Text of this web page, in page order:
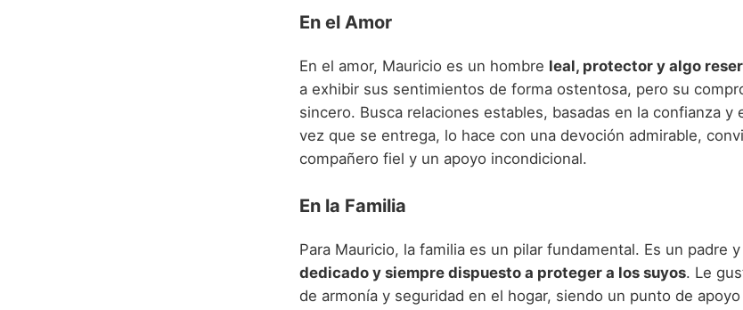
En el Amor
En el amor, Mauricio es un hombre leal, protector y algo
a exhibir sus sentimientos de forma ostentosa, pero su
sincero. Busca relaciones estables, basadas en la confianza y
vez que se entrega, lo hace con una devoción admirable,
compañero fiel y un apoyo incondicional.
En la Familia
Para Mauricio, la familia es un pilar fundamental. Es un padre
dedicado y siempre dispuesto a proteger a los suyos. Le
de armonía y seguridad en el hogar, siendo un punto de